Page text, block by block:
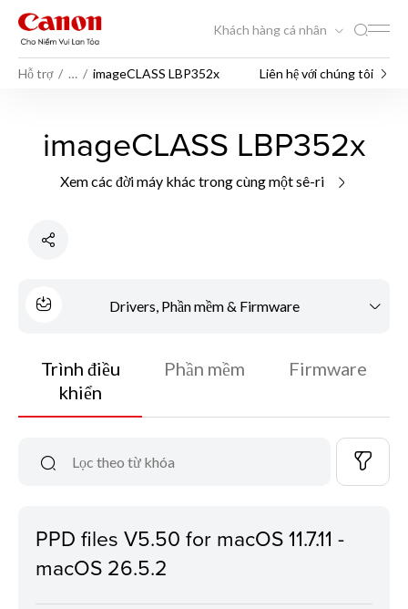
Khách hàng cá nhân
Hỗ trợ … imageCLASS LBP352x Liên hệ với chúng tôi
imageCLASS LBP352x
Xem các đời máy khác trong cùng một sê-ri
Drivers, Phần mềm & Firmware
Trình điều
khiển
Phần mềm Firmware
PPD files V5.50 for macOS 11.7.11 -
macOS 26.5.2